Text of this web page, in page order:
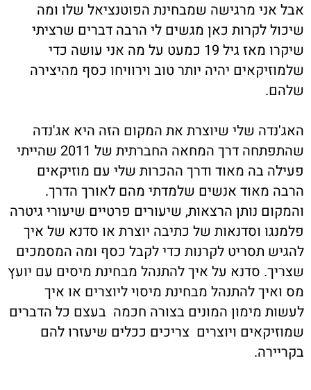
אבל אני מרגישה שמבחינת הפוטנציאל שלו ומה
שיכול לקרות כאן מגשים לי הרבה דברים שרציתי
שיקרו מאז גיל 19 כמעט על מה אני עושה כדי
שלמוזיקאים יהיה יותר טוב וירוויחו כסף מהיצירה
שלהם.
האג'נדה שלי שיוצרת את המקום הזה היא אג'נדה
שהתפתחה דרך המחאה החברתית של 2011 שהייתי
פעילה בה מאוד ודרך ההכרות שלי עם מוזיקאים
הרבה מאוד אנשים שלמדתי מהם לאורך הדרך.
והמקום נותן הרצאות, שיעורים פרטיים שיעורי גיטרה
פלמנגו וסדנאות של כתיבה יוצרת או סדנא של איך
להגיש תסריט לקרנות כדי לקבל כסף ומה המסמכים
שצריך. סדנא על איך להתנהל מבחינת מיסים עם יועץ
מס ואיך להתנהל מבחינת מיסוי ליוצרים או איך
לעשות מימון המונים בצורה חכמה בעצם כל הדברים
שמוזיקאים ויוצרים צריכים ככלים שיעזרו להם
בקריירה.